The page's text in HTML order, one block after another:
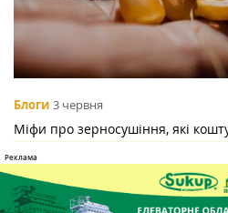
Блоги 3 червня
Міфи про зерносушіння, які